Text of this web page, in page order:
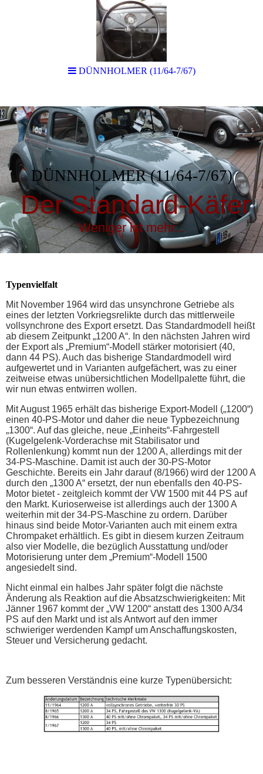
DÜNNHOLMER (11/64-7/67)
Der Standard-Käfer
Weniger ist mehr...
Typenvielfalt
Mit November 1964 wird das unsynchrone Getriebe als
eines der letzten Vorkriegsrelikte durch das mittlerweile
vollsynchrone des Export ersetzt. Das Standardmodell heißt
ab diesem Zeitpunkt „1200 A“. In den nächsten Jahren wird
der Export als „Premium“-Modell stärker motorisiert (40,
dann 44 PS). Auch das bisherige Standardmodell wird
aufgewertet und in Varianten aufgefächert, was zu einer
zeitweise etwas unübersichtlichen Modellpalette führt, die
wir nun etwas entwirren wollen.
Mit August 1965 erhält das bisherige Export-Modell („1200“)
einen 40-PS-Motor und daher die neue Typbezeichnung
„1300“. Auf das gleiche, neue „Einheits“-Fahrgestell
(Kugelgelenk-Vorderachse mit Stabilisator und
Rollenlenkung) kommt nun der 1200 A, allerdings mit der
34-PS-Maschine. Damit ist auch der 30-PS-Motor
Geschichte. Bereits ein Jahr darauf (8/1966) wird der 1200 A
durch den „1300 A“ ersetzt, der nun ebenfalls den 40-PS-
Motor bietet - zeitgleich kommt der VW 1500 mit 44 PS auf
den Markt. Kurioserweise ist allerdings auch der 1300 A
weiterhin mit der 34-PS-Maschine zu ordern. Darüber
hinaus sind beide Motor-Varianten auch mit einem extra
Chrompaket erhältlich. Es gibt in diesem kurzen Zeitraum
also vier Modelle, die bezüglich Ausstattung und/oder
Motorisierung unter dem „Premium“-Modell 1500
angesiedelt sind.
Nicht einmal ein halbes Jahr später folgt die nächste
Änderung als Reaktion auf die Absatzschwierigkeiten: Mit
Jänner 1967 kommt der „VW 1200“ anstatt des 1300 A/34
PS auf den Markt und ist als Antwort auf den immer
schwieriger werdenden Kampf um Anschaffungskosten,
Steuer und Versicherung gedacht.
Zum besseren Verständnis eine kurze Typenübersicht:
DÜNNHOLMER (11/64-7/67)